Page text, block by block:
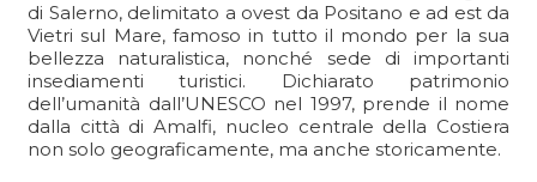
di Salerno, delimitato a ovest da Positano e ad est da
Vietri sul Mare, famoso in tutto il mondo per la sua
bellezza naturalistica, nonché sede di importanti
insediamenti turistici. Dichiarato patrimonio
dell’umanità dall’UNESCO nel 1997, prende il nome
dalla città di Amalfi, nucleo centrale della Costiera
non solo geograficamente, ma anche storicamente.